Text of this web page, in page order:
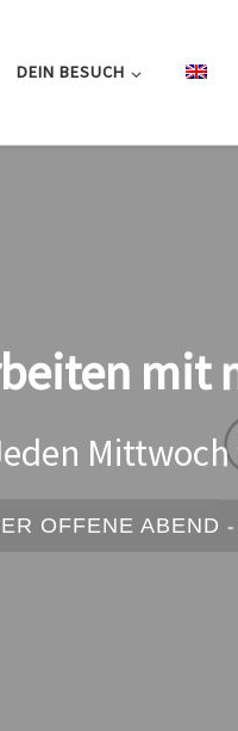
DEIN BESUCH